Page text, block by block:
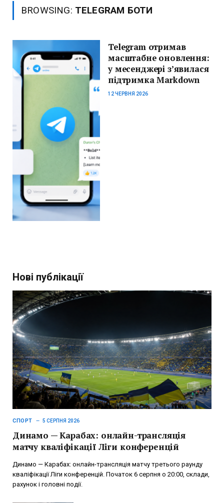
BROWSING: TELEGRAM БОТИ
Telegram отримав
масштабне оновлення:
у месенджері з’явилася
підтримка Markdown
12 ЧЕРВНЯ 2026
Нові публікації
СПОРТ 5 СЕРПНЯ 2026
Динамо — Карабах: онлайн-трансляція
матчу кваліфікації Ліги конференцій
Динамо — Карабах: онлайн-трансляція матчу третього раунду
кваліфікації Ліги конференцій. Початок 6 серпня о 20:00, склади,
рахунок і головні події.